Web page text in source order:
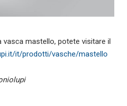
mastello, potete visitare il
it/prodotti/vasche/mastello